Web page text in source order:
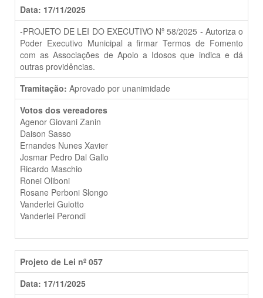
Data: 17/11/2025
-PROJETO DE LEI DO EXECUTIVO Nº 58/2025 - Autoriza o
Poder Executivo Municipal a firmar Termos de Fomento
com as Associações de Apoio a Idosos que indica e dá
outras providências.
Tramitação: Aprovado por unanimidade
Votos dos vereadores
Agenor Giovani Zanin
Daison Sasso
Ernandes Nunes Xavier
Josmar Pedro Dal Gallo
Ricardo Maschio
Ronei Oliboni
Rosane Perboni Slongo
Vanderlei Guiotto
Vanderlei Perondi
Projeto de Lei nº 057
Data: 17/11/2025